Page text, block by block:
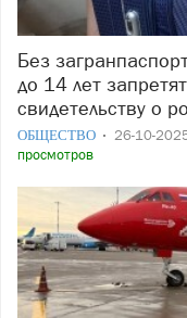
Без загранпаспорта — ни шагу: с января детям
до 14 лет
свидетельству о
ОБЩЕСТВО 26-10-
просмотров